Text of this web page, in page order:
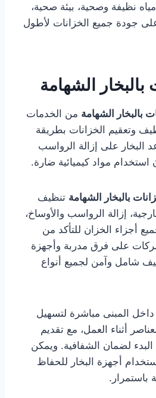
نظيفة وصحية، بيئة صحية،
جودة جميع الخزانات لأطول
الشهامة
بالبخار الشهامة من الخدمات
وتعقيم الخزانات بطريقة
البخار على إزالة الرواسب
استخدام مواد كيميائية ضارة.
بالبخار الشهامة تنظيف
إزالة الرواسب والأوساخ،
أجزاء الخزان للتأكد من
على فرق مدربة وأجهزة
شامل وآمن لجميع أنواع
المبنى مباشرة لتسهيل
أثناء العمل، مع تقديم
لضمان الشفافية. ويمكن
أجهزة البخار للحفاظ
باستمرار.